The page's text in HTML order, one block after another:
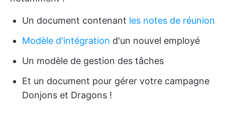
Un document contenant les notes de réunion
Modèle d'intégration d'un nouvel employé
Un modèle de gestion des tâches
Et un document pour gérer votre campagne
Donjons et Dragons !